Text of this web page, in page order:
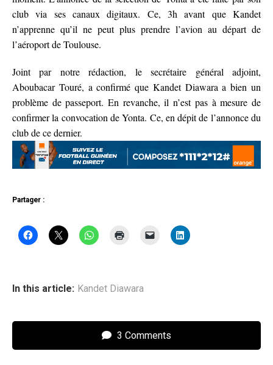
club via ses canaux digitaux. Ce, 3h avant que Kandet
n’apprenne qu’il ne peut plus prendre l’avion au départ de
l’aéroport de Toulouse.
Joint par notre rédaction, le secrétaire général adjoint,
Aboubacar Touré, a confirmé que Kandet Diawara a bien un
problème de passeport. En revanche, il n’est pas à mesure de
confirmer la convocation de Yonta. Ce, en dépit de l’annonce du
club de ce dernier.
Partager :
In this article: Kandet Diawara
3 Comments